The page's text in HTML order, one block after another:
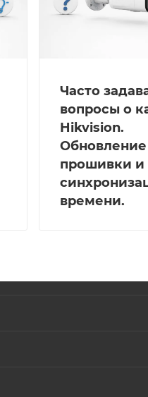
Часто
вопросы о
Hikvision.
Обновление
прошивки и
времени.